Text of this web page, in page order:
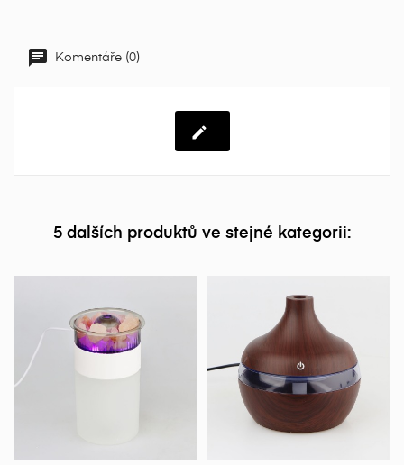
Komentáře (0)
5 dalších produktů ve stejné kategorii: